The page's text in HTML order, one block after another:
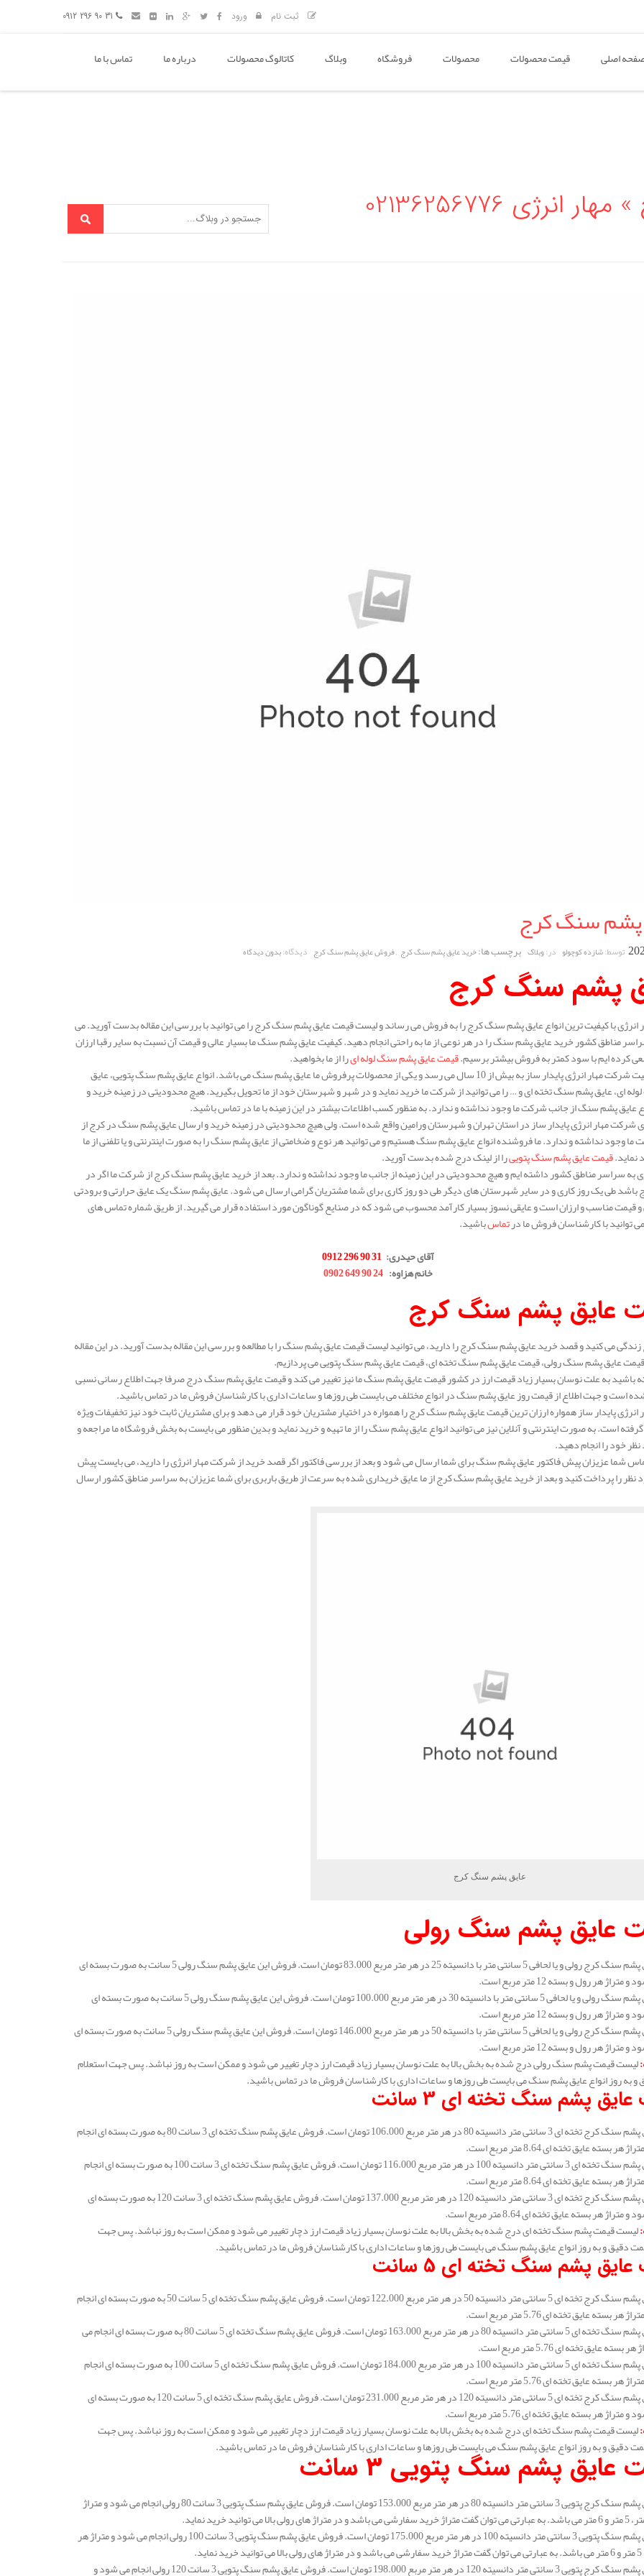
ثبت نام ورود
اصلی قیمت محصولات محصولات فروشگاه وبلاگ کاتالوگ محصولات درباره ما تماس با ما
02136256776
پشم سنگ کرج
توسط:شازده کوچولو در:وبلاگ برچسب ها:خرید عایق پشم سنگ کرج ,فروش عایق پشم سنگ کرج دیدگاه:بدون دیدگاه
پشم سنگ کرج
با کیفیت ترین انواع عایق پشم سنگ کرج را به فروش می رساند و لیست قیمت عایق پشم سنگ کرج را می توانید با بررسی این مقاله بدست آورید. می
مناطق کشور خرید عایق پشم سنگ را در هر نوعی از ما به راحتی انجام دهید. کیفیت عایق پشم سنگ ما بسیار عالی و قیمت آن نسبت به سایر رقبا ارزان
کرده ایم با سود کمتر به فروش بیشتر برسیم.قیمت عایق پشم سنگ لوله ایرا از ما بخواهید.
سابقه فعالیت شرکت مهار انرژی پایدار ساز به بیش از 10 سال می رسد و یکی از محصولات پرفروش ما عایق پشم سنگ می باشد. انواع عایق پشم سنگ پتویی، عایق
ای، عایق پشم سنگ تخته ای و … را می توانید از شرکت ما خرید نماید و در شهر و شهرستان خود از ما تحویل بگیرید. هیچ محدودیتی در زمینه خرید و
عایق پشم سنگ از جانب شرکت ما وجود نداشته و ندارد. به منظور کسب اطلاعات بیشتر در این زمینه با ما در تماس باشید.
شرکت مهار انرژی پایدار ساز در استان تهران و شهرستان ورامین واقع شده است. ولی هیچ محدودیتی در زمینه خرید و ارسال عایق پشم سنگ در کرج از
وجود نداشته و ندارد. ما فروشنده انواع عایق پشم سنگ هستیم و می توانید هر نوع و ضخامتی از عایق پشم سنگ را به صورت اینترنتی و یا تلفنی از ما
نماید.قیمت عایق پشم سنگ پتوییرا از لینک درج شده بدست آورید.
به سراسر مناطق کشور داشته ایم و هیچ محدودیتی در این زمینه از جانب ما وجود نداشته و ندارد. بعد از خرید عایق پشم سنگ کرج از شرکت ما اگر در
باشد طی یک روز کاری و در سایر شهرستان های دیگر طی دو روز کاری برای شما مشتریان گرامی ارسال می شود. عایق پشم سنگ یک عایق حرارتی و برودتی
و قیمت مناسب و ارزان است و عایقی نسوز بسیار کارآمد محسوب می شود که در صنایع گوناگون مورد استفاده قرار می گیرید. از طریق شماره تماس های
توانید با کارشناسان فروش ما درتماسباشید.
آقای حیدری:
31 90 296 0912
خانم هزاوه:
24 90 649 0902
عایق پشم سنگ کرج
زندگی می کنید و قصد خرید عایق پشم سنگ کرج را دارید، می توانید لیست قیمت عایق پشم سنگ را با مطالعه و بررسی این مقاله بدست آورید. در این مقاله
عایق پشم سنگ رولی، قیمت عایق پشم سنگ تخته ای، قیمت عایق پشم سنگ پتویی می پردازیم.
باشید به علت نوسان بسیار زیاد قیمت ارز در کشور قیمت عایق پشم سنگ ما نیز تغییر می کند و قیمت عایق پشم سنگ درج صرفا جهت اطلاع رسانی نسبی
است و جهت اطلاع از قیمت روز عایق پشم سنگ در انواع مختلف می بایست طی روزها و ساعات اداری با کارشناسان فروش ما در تماس باشید.
پایدار ساز همواره ارزان ترین قیمت عایق پشم سنگ کرج را همواره در اختیار مشتریان خود قرار می دهد و برای مشتریان ثابت خود نیز تخفیفات ویژه
است. به صورت اینترنتی و آنلاین نیز می توانید انواع عایق پشم سنگ را از ما تهیه و خرید نماید و بدین منظور می بایست به بخش فروشگاه ما مراجعه و
خود را انجام دهید.
شما عزیزان پیش فاکتور عایق پشم سنگ برای شما ارسال می شود و بعد از بررسی فاکتور اگر قصد خرید از شرکت مهار انرژی را دارید، می بایست پیش
نظر را پرداخت کنید و بعد از خرید عایق پشم سنگ کرج از ما عایق خریداری شده به سرعت از طریق باربری برای شما عزیزان به سراسر مناطق کشور ارسال
عایق پشم سنگ کرج
عایق پشم سنگ رولی
قیمت عایق پشم سنگ کرج رولی و یا لحافی 5 سانتی متر با دانسیته 25 در هر متر مربع 83.000 تومان است. فروش این عایق پشم سنگ رولی 5 سانت به صورت بسته ای
هر رول و بسته 12 متر مربع است.
قیمت عایق پشم سنگ رولی و یا لحافی 5 سانتی متر با دانسیته 30 در هر متر مربع 100.000 تومان است. فروش این عایق پشم سنگ رولی 5 سانت به صورت بسته ای
هر رول و بسته 12 متر مربع است.
قیمت عایق پشم سنگ کرج رولی و یا لحافی 5 سانتی متر با دانسیته 50 در هر متر مربع 146.000 تومان است. فروش این عایق پشم سنگ رولی 5 سانت به صورت بسته ای
هر رول و بسته 12 متر مربع است.
:لیست قیمت پشم سنگ رولی درج شده به بخش بالا به علت نوسان بسیار زیاد قیمت ارز دچار تغییر می شود و ممکن است به روز نباشد. پس جهت استعلام
به روز انواع عایق پشم سنگ می بایست طی روزها و ساعات اداری با کارشناسان فروش ما در تماس باشید.
پشم سنگ تخته ای 3 سانت
قیمت عایق پشم سنگ کرج تخته ای 3 سانتی متر دانسیته 80 در هر متر مربع 106.000 تومان است. فروش عایق پشم سنگ تخته ای 3 سانت 80 به صورت بسته ای انجام
بسته عایق تخته ای 8.64 متر مربع است.
قیمت عایق پشم سنگ تخته ای 3 سانتی متر دانسیته 100 در هر متر مربع 116.000 تومان است. فروش عایق پشم سنگ تخته ای 3 سانت 100 به صورت بسته ای انجام
بسته عایق تخته ای 8.64 متر مربع است.
قیمت عایق پشم سنگ کرج تخته ای 3 سانتی متر دانسیته 120 در هر متر مربع 137.000 تومان است. فروش عایق پشم سنگ تخته ای 3 سانت 120 به صورت بسته ای
هر بسته عایق تخته ای 8.64 متر مربع است.
:لیست قیمت پشم سنگ تخته ای درج شده به بخش بالا به علت نوسان بسیار زیاد قیمت ارز دچار تغییر می شود و ممکن است به روز نباشد. پس جهت
دقیق و به روز انواع عایق پشم سنگ می بایست طی روزها و ساعات اداری با کارشناسان فروش ما در تماس باشید.
پشم سنگ تخته ای 5 سانت
قیمت عایق پشم سنگ کرج تخته ای 5 سانتی متر دانسیته 50 در هر متر مربع 122.000 تومان است. فروش عایق پشم سنگ تخته ای 5 سانت 50 به صورت بسته ای انجام
بسته عایق تخته ای 5.76 متر مربع است.
قیمت عایق پشم سنگ تخته ای 5 سانتی متر دانسیته 80 در هر متر مربع 163.000 تومان است. فروش عایق پشم سنگ تخته ای 5 سانت 80 به صورت بسته ای انجام می
عایق تخته ای 5.76 متر مربع است.
قیمت عایق پشم سنگ تخته ای 5 سانتی متر دانسیته 100 در هر متر مربع 184.000 تومان است. فروش عایق پشم سنگ تخته ای 5 سانت 100 به صورت بسته ای انجام
بسته عایق تخته ای 5.76 متر مربع است.
قیمت عایق پشم سنگ کرج تخته ای 5 سانتی متر دانسیته 120 در هر متر مربع 231.000 تومان است. فروش عایق پشم سنگ تخته ای 5 سانت 120 به صورت بسته ای
هر بسته عایق تخته ای 5.76 متر مربع است.
:لیست قیمت پشم سنگ تخته ای درج شده به بخش بالا به علت نوسان بسیار زیاد قیمت ارز دچار تغییر می شود و ممکن است به روز نباشد. پس جهت
دقیق و به روز انواع عایق پشم سنگ می بایست طی روزها و ساعات اداری با کارشناسان فروش ما در تماس باشید.
عایق پشم سنگ پتویی 3 سانت
قیمت عایق پشم سنگ کرج پتویی 3 سانتی متر دانسیته 80 در هر متر مربع 153.000 تومان است. فروش عایق پشم سنگ پتویی 3 سانت 80 رولی انجام می شود و متراژ
قیمت عایق پشم سنگ پتویی 3 سانتی متر دانسیته 100 در هر متر مربع 175.000 تومان است. فروش عایق پشم سنگ پتویی 3 سانت 100 رولی انجام می شود و متراژ هر
قیمت عایق پشم سنگ کرج پتویی 3 سانتی متر دانسیته 120 در هر متر مربع 198.000 تومان است. فروش عایق پشم سنگ پتویی 3 سانت 120 رولی انجام می شود و